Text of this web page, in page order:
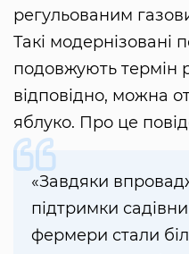
регульованим
Такі модернізовані
подовжують термін
відповідно, можна
яблуко. Про це
«Завдяки
підтримки
фермери стали